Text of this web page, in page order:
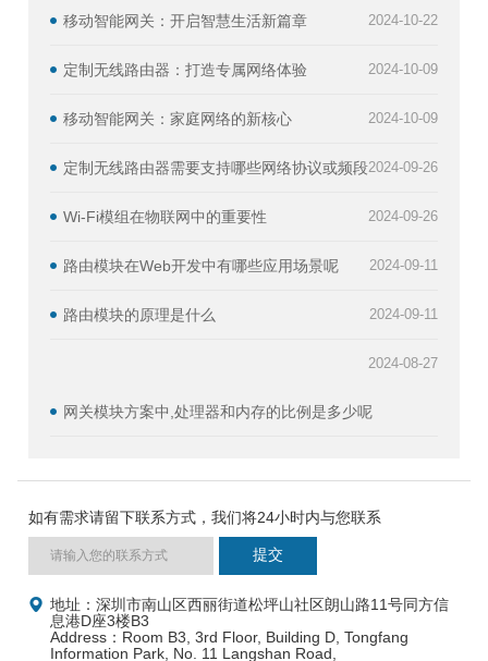
2024-10-22
移动智能网关：开启智慧生活新篇章
2024-10-09
定制无线路由器：打造专属网络体验
2024-10-09
移动智能网关：家庭网络的新核心
2024-09-26
定制无线路由器需要支持哪些网络协议或频段
2024-09-26
Wi-Fi模组在物联网中的重要性
2024-09-11
路由模块在Web开发中有哪些应用场景呢
2024-09-11
路由模块的原理是什么
2024-08-27
网关模块方案中,处理器和内存的比例是多少呢
如有需求请留下联系方式，我们将24小时内与您联系
地址：深圳市南山区西丽街道松坪山社区朗山路11号同方信
息港D座3楼B3
Address：Room B3, 3rd Floor, Building D, Tongfang
Information Park, No. 11 Langshan Road,